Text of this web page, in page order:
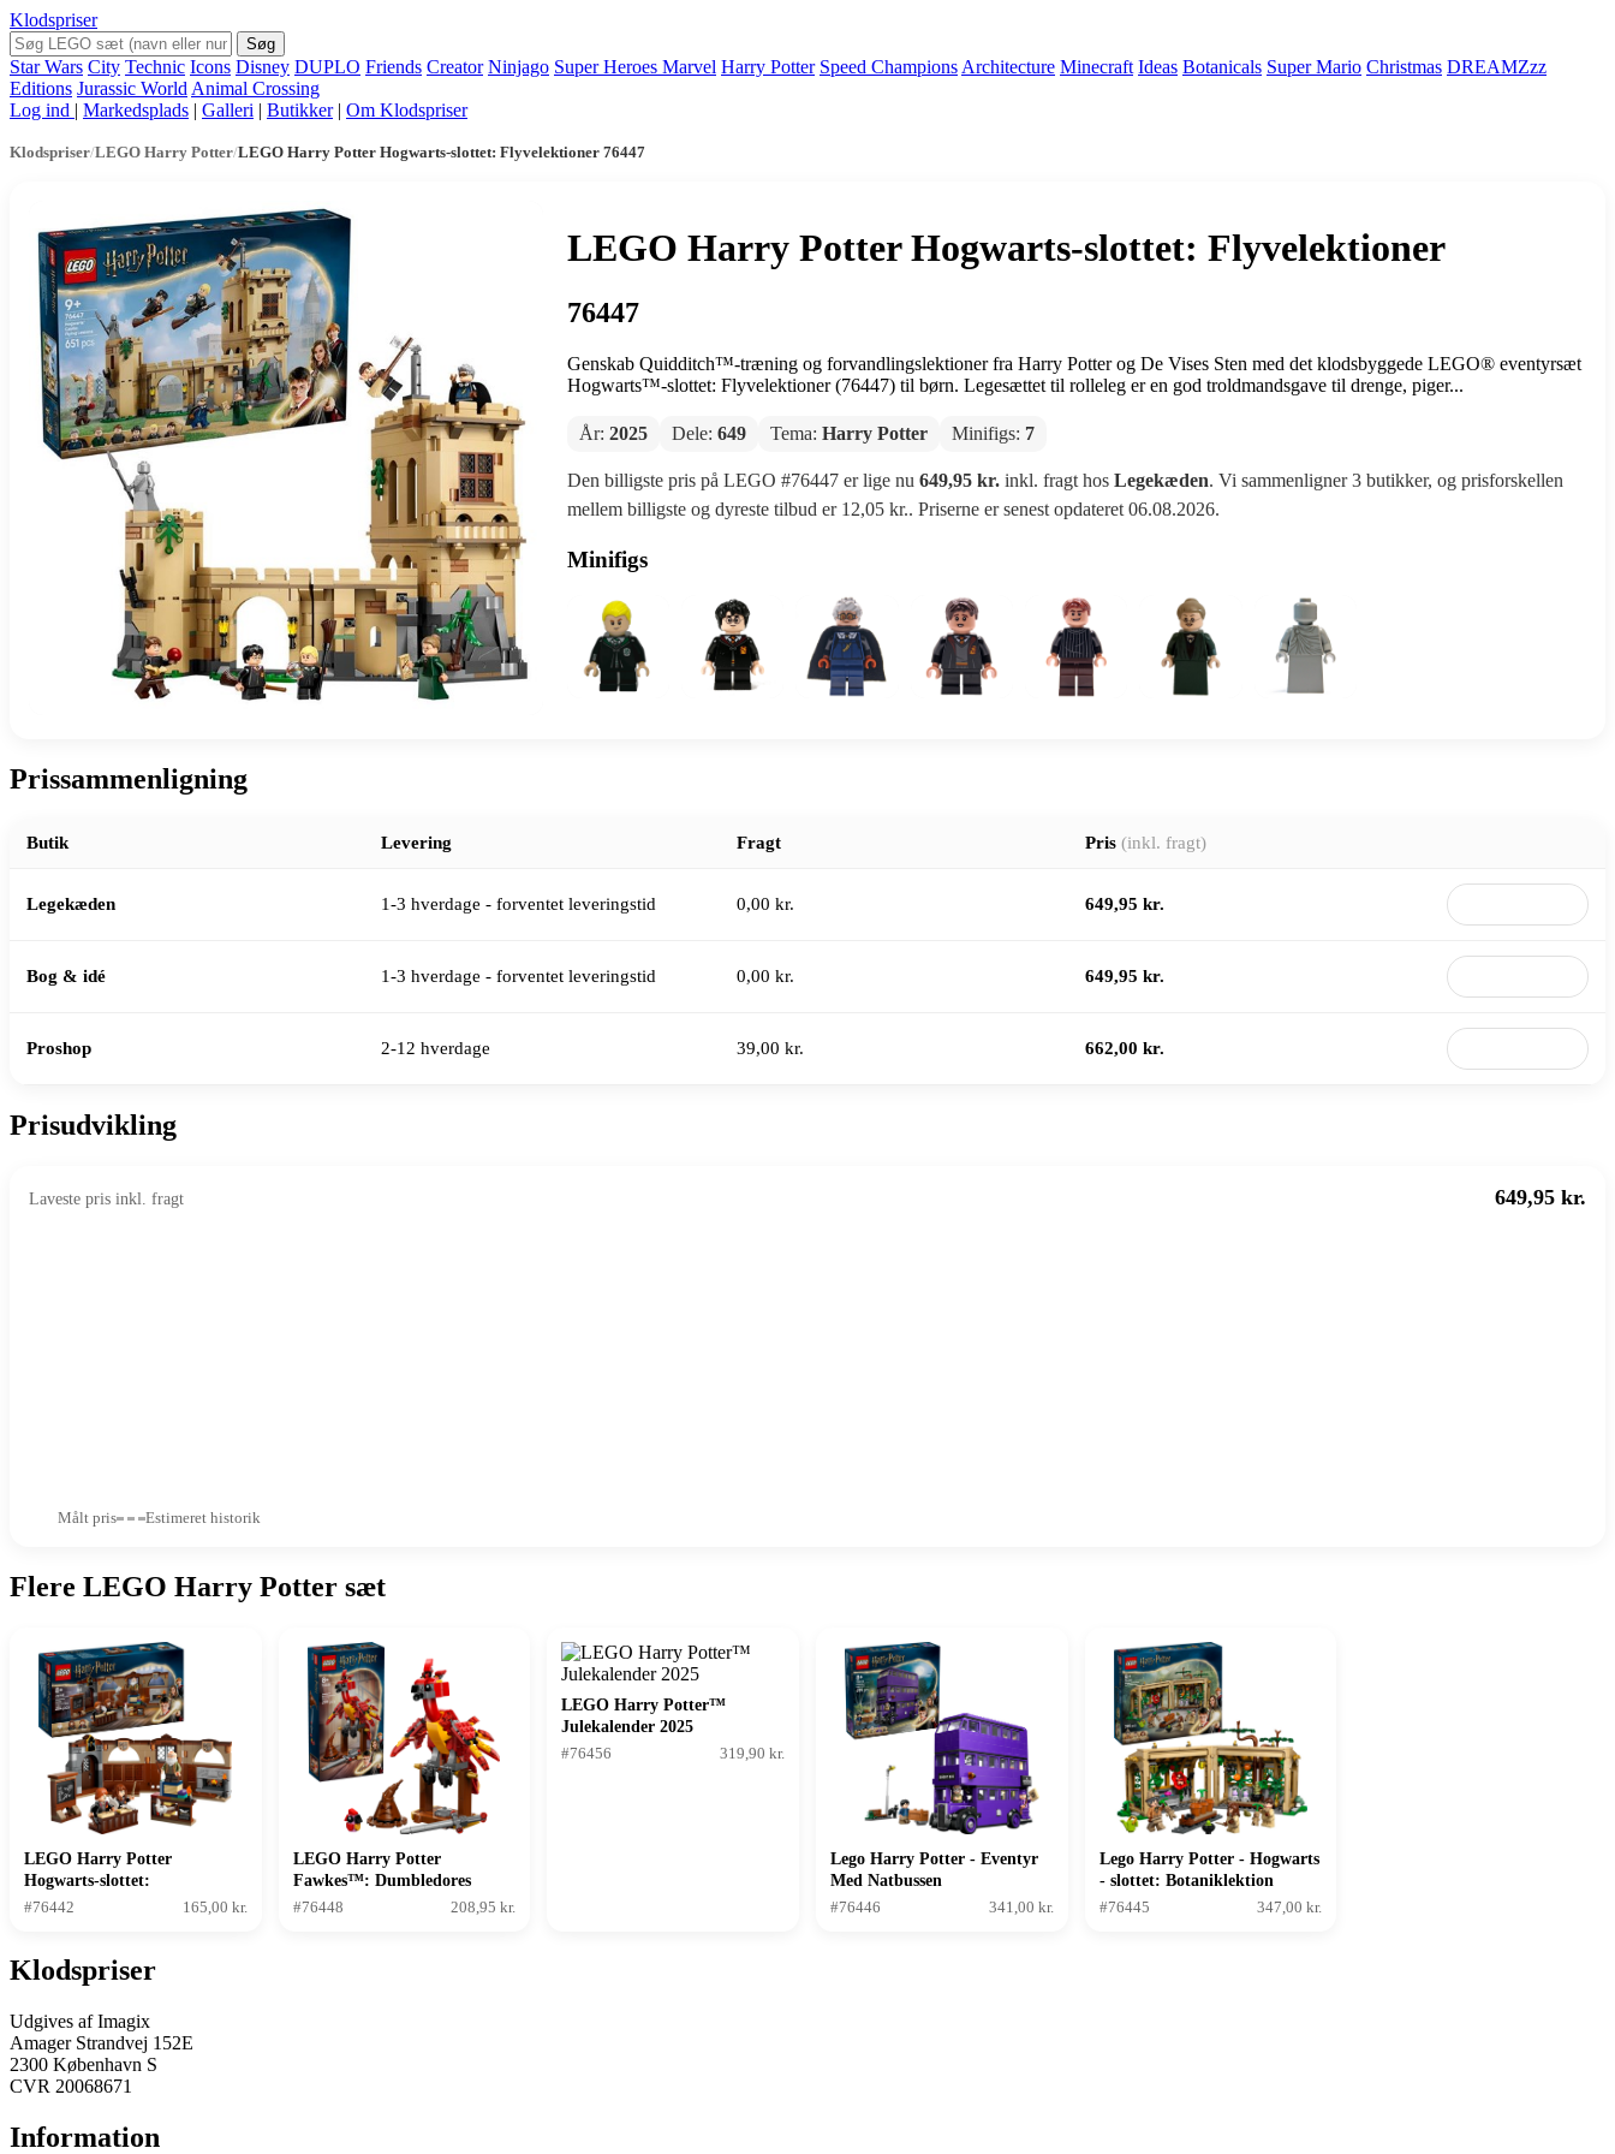
Klodspriser
Søg
Star Wars City Technic Icons Disney DUPLO Friends Creator Ninjago Super Heroes Marvel Harry Potter Speed Champions Architecture Minecraft Ideas Botanicals Super Mario Christmas DREAMZzz
Editions Jurassic World Animal Crossing
Log ind | Markedsplads | Galleri | Butikker | Om Klodspriser
Klodspriser/LEGO Harry Potter/LEGO Harry Potter Hogwarts-slottet: Flyvelektioner 76447
LEGO Harry Potter Hogwarts-slottet: Flyvelektioner
76447
Genskab Quidditch™-træning og forvandlingslektioner fra Harry Potter og De Vises Sten med det klodsbyggede LEGO® eventyrsæt
Hogwarts™-slottet: Flyvelektioner (76447) til børn. Legesættet til rolleleg er en god troldmandsgave til drenge, piger...
År: 2025 Dele: 649 Tema: Harry Potter Minifigs: 7
Den billigste pris på LEGO #76447 er lige nu 649,95 kr.inkl. fragt hos Legekæden. Vi sammenligner 3 butikker, og prisforskellen
mellem billigste og dyreste tilbud er 12,05 kr.. Priserne er senest opdateret 06.08.2026.
Minifigs
Prissammenligning
Butik Levering Fragt Pris (inkl. fragt)
Legekæden 1-3 hverdage - forventet leveringstid 0,00 kr. 649,95 kr.
Bog & idé 1-3 hverdage - forventet leveringstid 0,00 kr. 649,95 kr.
Proshop 2-12 hverdage 39,00 kr. 662,00 kr.
Prisudvikling
Laveste pris inkl. fragt 649,95 kr.
Målt pris Estimeret historik
Flere LEGO Harry Potter sæt
LEGO Harry Potter
Hogwarts-slottet:
Besværgelseslektion
#76442 165,00 kr.
LEGO Harry Potter
Fawkes™: Dumbledores
føniks
#76448 208,95 kr.
LEGO Harry Potter™
Julekalender 2025
#76456
319,90 kr.
Lego Harry Potter - Eventyr
Med Natbussen
#76446
341,00 kr.
Lego Harry Potter - Hogwarts
- slottet: Botaniklektion
#76445
347,00 kr.
Klodspriser
Udgives af Imagix
Amager Strandvej 152E
2300 København S
CVR 20068671
Information